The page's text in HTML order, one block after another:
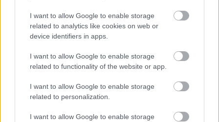
I want to allow Google to enable storage
related to analytics like cookies on web or
device identifiers in apps.
I want to allow Google to enable storage
related to functionality of the website or app.
I want to allow Google to enable storage
related to personalization.
I want to allow Google to enable storage
@qwertz012345:
Köszönjük a dicsérő szavakat, a rendszeresség és a
színvonal elsősorban Csaba, a jelenlegi főszerkesztő
Mainstream sorozatokkal kapcsolatosan tőle kaphatsz
válaszolni: igen, a Waid-féle Green Hornetet érdemes
olvasni, mert ráadásul nulláról építi fel a sztorit (értsd: